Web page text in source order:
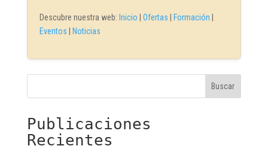
Descubre nuestra web: Inicio Ofertas Formación
Eventos
Noticias
Buscar
Publicaciones
Recientes